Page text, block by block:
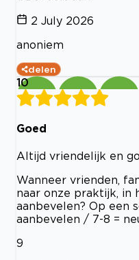
2 July 2026
anoniem
delen
10
Goed
Altijd vriendelijk en
Wanneer vrienden,
naar onze praktijk, in
aanbevelen? Op een
aanbevelen / 7-8 =
9